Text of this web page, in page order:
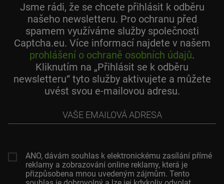
Jsme rádi, že se chcete přihlásit k odběru
našeho newsletteru. Pro ochranu před
spamem využíváme služby společnosti
Captcha.eu. Více informací najdete v našem
prohlášení o ochraně osobních údajů.
Kliknutím na „Přihlásit se k odběru
newsletteru“ tyto služby aktivujete a můžete
uvést svou e-mailovou adresu.
adresa
ANO, dávám souhlas k elektronickému zasílání přímé
reklamy a zobrazování online reklamy, která je
přizpůsobena mnou uvedeným zájmům. Tento